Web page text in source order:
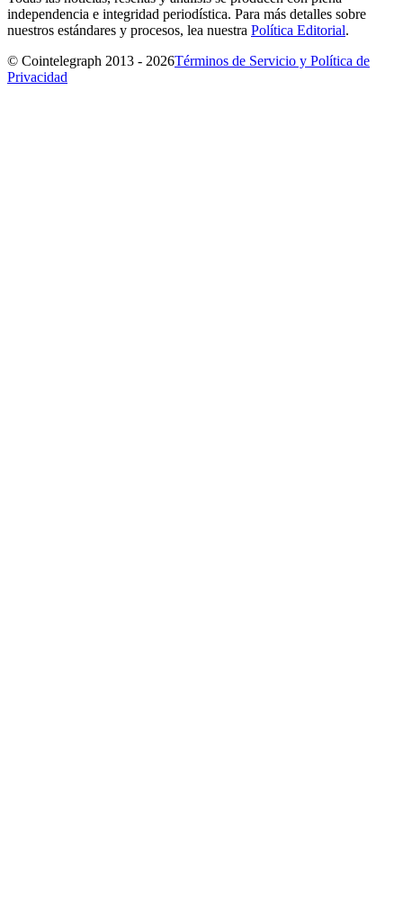
independencia e integridad periodística. Para más detalles sobre
nuestros estándares y procesos, lea nuestra Política Editorial.
© Cointelegraph 2013 - 2026Términos de Servicio y Política de
Privacidad